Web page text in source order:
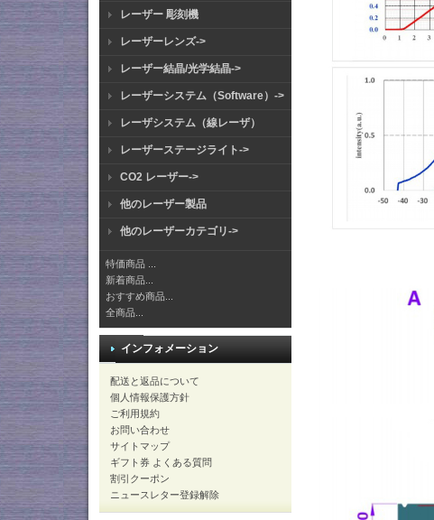
レーザー 彫刻機
レーザーレンズ->
レーザー結晶/光学結晶->
レーザーシステム（Software）->
レーザシステム（線レーザ）
レーザーステージライト->
CO2 レーザー->
他のレーザー製品
他のレーザーカテゴリ->
特価商品 ...
新着商品...
おすすめ商品...
全商品...
インフォメーション
配送と返品について
個人情報保護方針
ご利用規約
お問い合わせ
サイトマップ
ギフト券 よくある質問
割引クーポン
ニュースレター登録解除